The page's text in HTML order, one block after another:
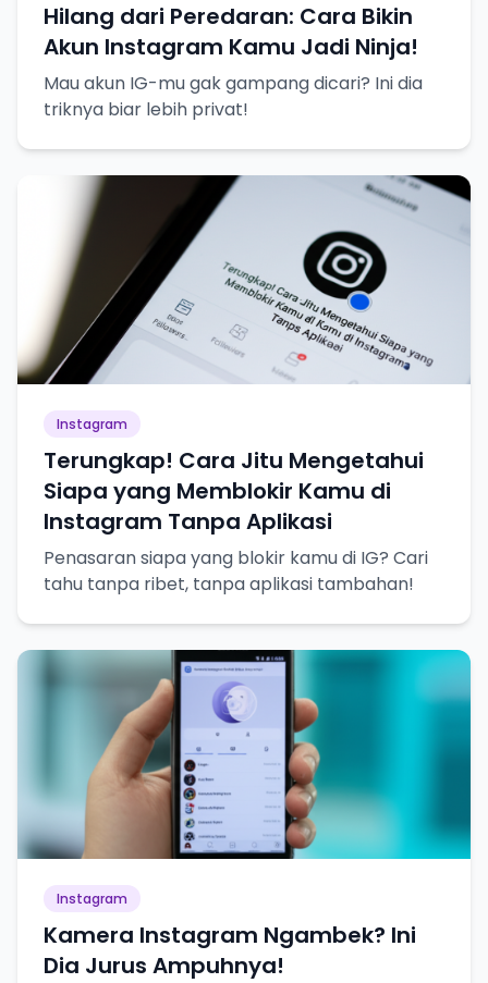
Hilang dari Peredaran: Cara Bikin
Akun Instagram Kamu Jadi Ninja!
Mau akun IG-mu gak gampang dicari? Ini dia
triknya biar lebih privat!
Instagram
Terungkap! Cara Jitu Mengetahui
Siapa yang Memblokir Kamu di
Instagram Tanpa Aplikasi
Penasaran siapa yang blokir kamu di IG? Cari
tahu tanpa ribet, tanpa aplikasi tambahan!
Instagram
Kamera Instagram Ngambek? Ini
Dia Jurus Ampuhnya!